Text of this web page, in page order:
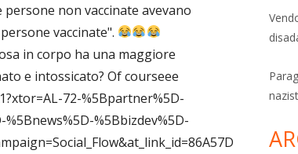
non vaccinate avevano
vaccinate".
in corpo ha una maggiore
e intossicato? Of courseee
72-%5Bpartner%5D-
%5Bbizdev%5D-